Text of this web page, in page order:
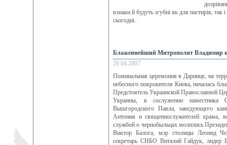
взнаки й будуть згубні як для пастирів, так
сьогодні.
Блаженнейший Митрополит Владимир и
26.04.2007
Поминальная церемония в Дарнице, на
небесного покровителя Киева, началась
Предстоятель Украинской Православной
Украины, в сослужении наместника
Вышгородского Павла, заведующего
Антония и священнослужителей храма,
службой о чернобыльцах молились
Виктор Балога, мэр столицы Леонид
секретарь СНБО Виталий Гайдук, лидер